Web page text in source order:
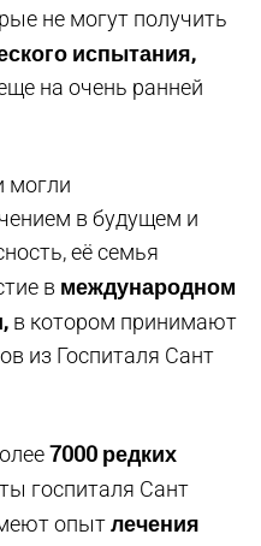
не могут получить
испытания,
на очень ранней
могли
в будущем и
её семья
в международном
в котором принимают
из Госпиталя Сант
7000 редких
госпиталя Сант
опытлечения